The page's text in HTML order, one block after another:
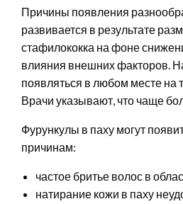
Причины появления
развивается в результате
стафилококка на фоне
влияния внешних факторов.
появляться в любом месте на
Врачи указывают, что чаще
Фурункулы в паху могут
причинам:
частое бритье волос в
натирание кожи в паху